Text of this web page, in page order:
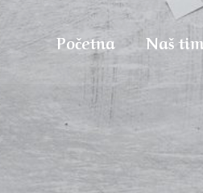
Početna Naš